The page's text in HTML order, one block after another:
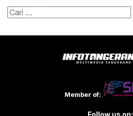
Cari
Member of:
Follow us on: